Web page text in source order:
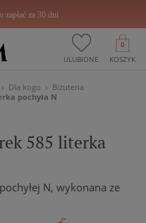
zapłać za 30 dni
ULUBIONE KOSZYK
0
Dla kogo
Biżuteria
pochyła N
585 literka
N, wykonana ze